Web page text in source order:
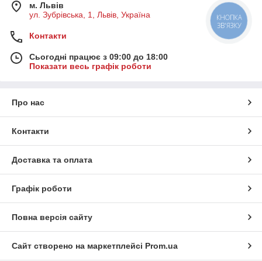
м. Львів
ул. Зубрівська, 1, Львів, Україна
Контакти
Сьогодні працює з 09:00 до 18:00
Показати весь графік роботи
Про нас
Контакти
Доставка та оплата
Графік роботи
Повна версія сайту
Сайт створено на маркетплейсі Prom.ua
КНОПКА
ЗВ'ЯЗКУ